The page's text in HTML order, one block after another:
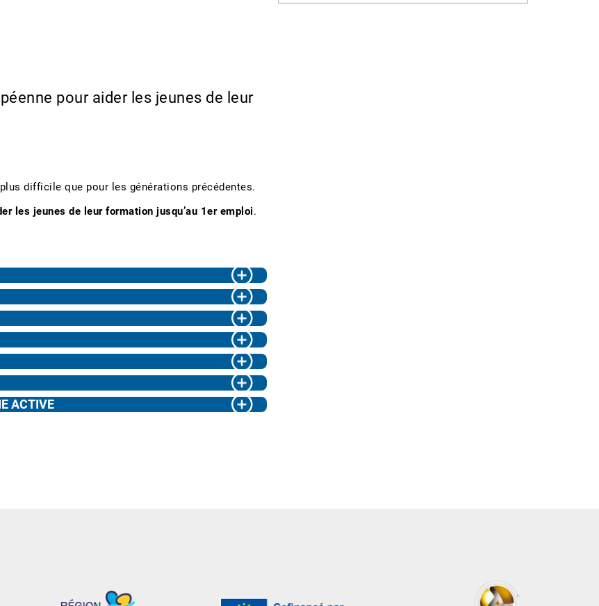
pour aider les jeunes de leur
difficile que pour les générations précédentes.
les jeunes de leur formation jusqu’au 1er emploi.
ACTIVE